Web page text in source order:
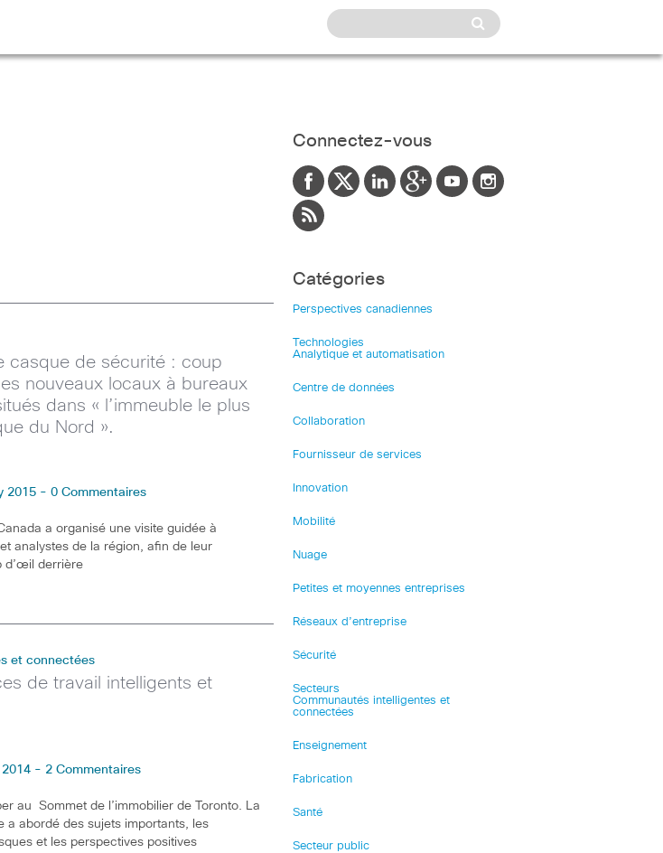
casque de sécurité : coup
nouveaux locaux à bureaux
dans « l’immeuble le plus
du Nord ».
2015 - 0 Commentaires
a organisé une visite guidée à
analystes de la région, afin de leur
d’œil derrière
et connectées
de travail intelligents et
- 2 Commentaires
au Sommet de l’immobilier de Toronto. La
a abordé des sujets importants, les
et les perspectives positives
Connectez-vous
Catégories
Perspectives canadiennes
Technologies
Analytique et automatisation
Centre de données
Collaboration
Fournisseur de services
Innovation
Mobilité
Nuage
Petites et moyennes entreprises
Réseaux d’entreprise
Sécurité
Secteurs
Communautés intelligentes et
connectées
Enseignement
Fabrication
Santé
Secteur public